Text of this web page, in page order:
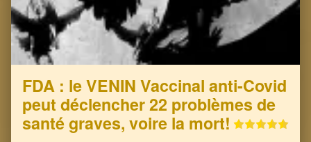
FDA : le VENIN Vaccinal anti-Covid
peut déclencher 22 problèmes de
santé graves, voire la mort!